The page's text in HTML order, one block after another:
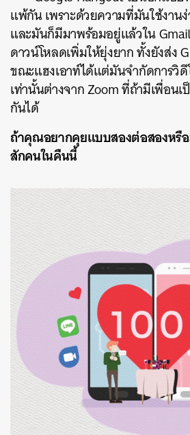
แพ้กัน เพราะด้วยความที่มันใช้งาน
และมันก็มีมาพร้อมอยู่แล้วใน
ดาวน์โหลดเพิ่มให้ยุ่งยาก ทั้งยังส่ง
ขณะแฮงเอาท์ได้แต่มันจำกัดการวิ
เท่านั้นต่างจาก Zoom ที่ถ้ามีเพื่อน
กันได้
ถ้าคุณอยากคุยแบบสองต่อสองหรื
สักคนในคืนนี้